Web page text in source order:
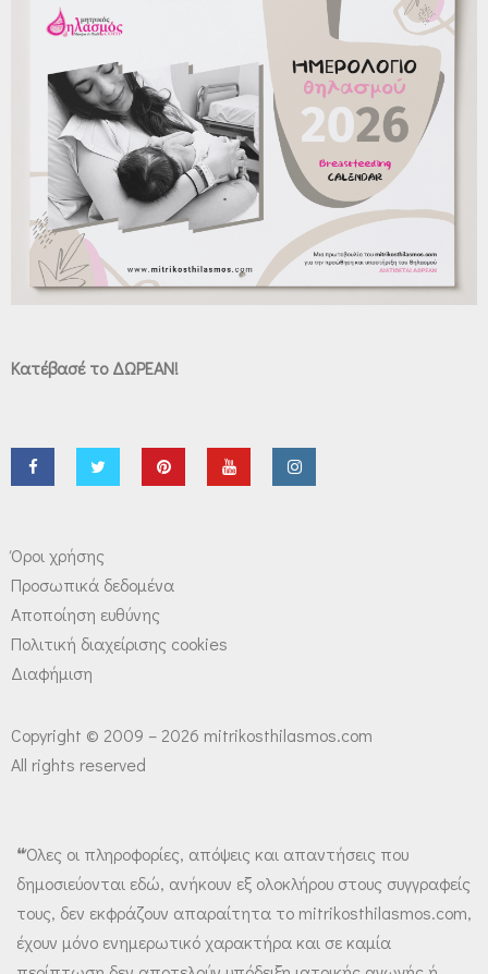
Κατέβασέ το ΔΩΡΕΑΝ!
Όροι χρήσης
Προσωπικά δεδομένα
Αποποίηση ευθύνης
Πολιτική διαχείρισης cookies
Διαφήμιση
Copyright © 2009 – 2026 mitrikosthilasmos.com
All rights reserved
❝Όλες οι πληροφορίες, απόψεις και απαντήσεις που
δημοσιεύονται εδώ, ανήκουν εξ ολοκλήρου στους συγγραφείς
τους, δεν εκφράζουν απαραίτητα το mitrikosthilasmos.com,
έχουν μόνο ενημερωτικό χαρακτήρα και σε καμία